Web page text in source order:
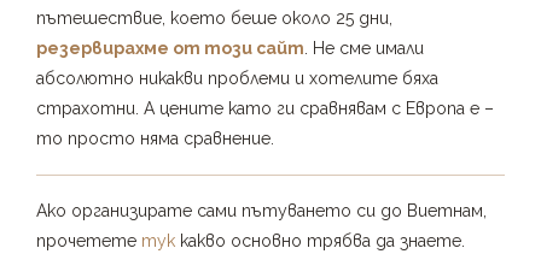
пътешествие, което беше около 25 дни,
резервирахме от този сайт . Не сме имали
абсолютно никакви проблеми и хотелите бяха
страхотни. А цените като ги сравнявам с Европа е –
то просто няма сравнение.
Ако организирате сами пътуването си до Виетнам,
прочетете тук какво основно трябва да знаете.